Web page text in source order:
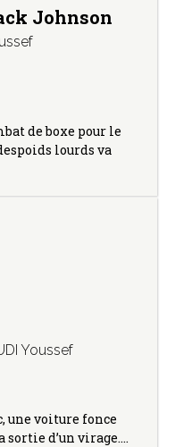
Johnson
de boxe pour le
lourds va
Youssef
une voiture fonce
sortie d’un virage.…